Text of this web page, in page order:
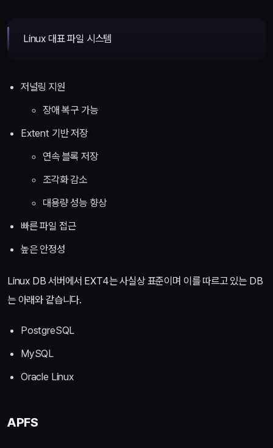
Linux 대표 파일 시스템
저널링 지원
장애 복구 가능
Extent 기반 저장
연속 블록 저장
조각화 감소
대용량 성능 향상
빠른 파일 접근
높은 안정성
Linux DB 서버에서 EXT4는 사실상 표준이며 이를 따르고 있는 DB
는 아래와 같습니다.
PostgreSQL
MySQL
Oracle Linux
APFS